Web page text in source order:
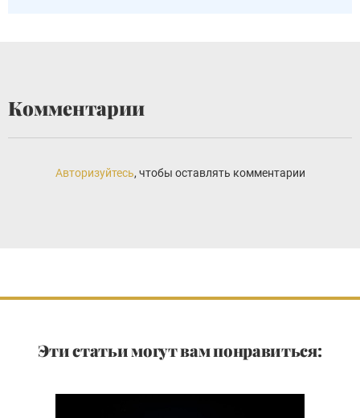
Комментарии
Авторизуйтесь, чтобы оставлять комментарии
Эти статьи могут вам понравиться: